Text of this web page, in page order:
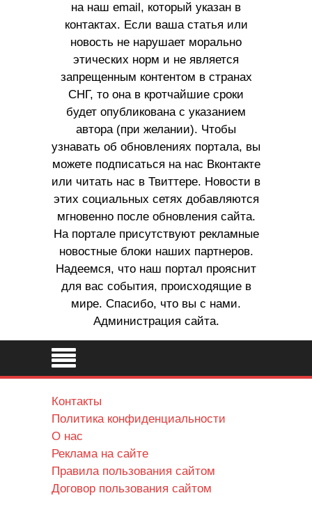
на наш email, который указан в
контактах. Если ваша статья или
новость не нарушает морально
этических норм и не является
запрещенным контентом в странах
СНГ, то она в кротчайшие сроки
будет опубликована с указанием
автора (при желании). Чтобы
узнавать об обновлениях портала, вы
можете подписаться на нас Вконтакте
или читать нас в Твиттере. Новости в
этих социальных сетях добавляются
мгновенно после обновления сайта.
На портале присутствуют рекламные
новостные блоки наших партнеров.
Надеемся, что наш портал прояснит
для вас события, происходящие в
мире. Спасибо, что вы с нами.
Администрация сайта.
Контакты
Политика конфиденциальности
О нас
Реклама на сайте
Правила пользования сайтом
Договор пользования сайтом